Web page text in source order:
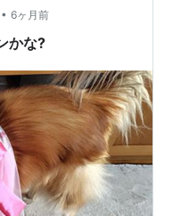
た 途中でパンをいっ
のチキンを入れて温
• 6ヶ月前
かな?